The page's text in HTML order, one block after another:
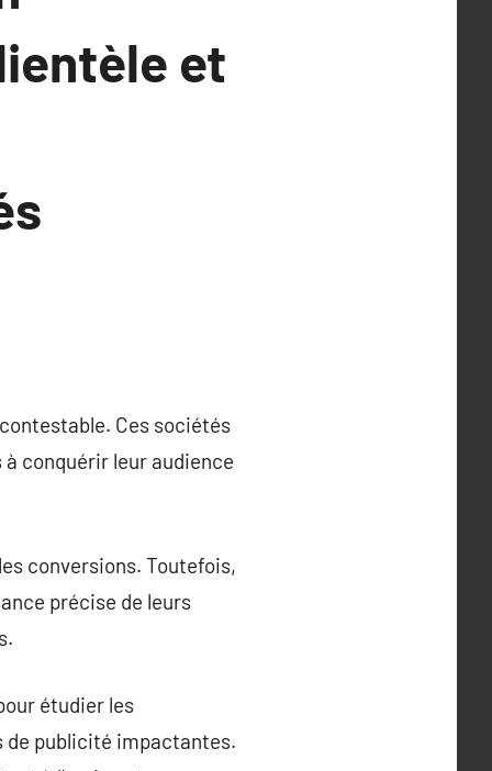
et
Ces sociétés
conquérir leur audience
conversions. Toutefois,
précise de leurs
étudier les
de publicité impactantes.